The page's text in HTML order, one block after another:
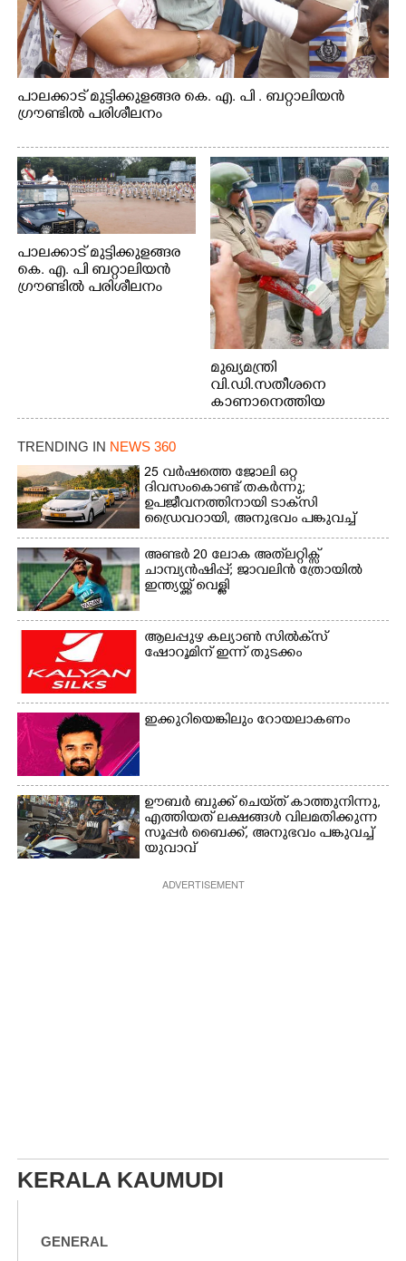
പാലക്കാട് മുട്ടിക്കുളങ്ങര കെ. എ. പി . ബറ്റാലിയൻ
ഗ്രൗണ്ടിൽ പരിശീലനം
പാലക്കാട് മുട്ടിക്കുളങ്ങര
കെ. എ. പി ബറ്റാലിയൻ
ഗ്രൗണ്ടിൽ പരിശീലനം
മുഖ്യമന്ത്രി
വി.ഡി.സതീശനെ
കാണാനെത്തിയ
മോഹനൻ നായർ
TRENDING IN NEWS 360
25 വർഷത്തെ ജോലി ഒറ്റ
ദിവസംകൊണ്ട് തകർന്നു;
ഉപജീവനത്തിനായി ടാക്‌സി
ഡ്രൈവറായി,​ അനുഭവം പങ്കുവച്ച്
യുവതി
അണ്ടർ 20 ലോക അത്‌ലറ്റിക്സ്
ചാമ്പ്യൻഷിപ്പ്; ജാവലിൻ ത്രോയിൽ
ഇന്ത്യയ്ക്ക് വെള്ളി
ആലപ്പുഴ കല്യാൺ സിൽക്‌സ്
ഷോറൂമിന് ഇന്ന് തുടക്കം
ഇക്കുറിയെങ്കിലും റോയലാകണം
ഊബർ ബുക്ക് ചെയ്‌ത് കാത്തുനിന്നു,​
എത്തിയത് ലക്ഷങ്ങൾ വിലമതിക്കുന്ന
സൂപ്പർ ബൈക്ക്,​ അനുഭവം പങ്കുവച്ച്
യുവാവ്
ADVERTISEMENT
KERALA KAUMUDI
GENERAL